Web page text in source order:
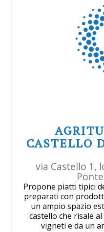
CASTELLO
via Castello 1,
Propone piatti tipici
preparati con
un ampio spazio
castello che risale
vigneti e da un